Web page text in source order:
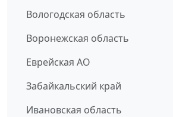
Вологодская область
Воронежская область
Еврейская АО
Забайкальский край
Ивановская область